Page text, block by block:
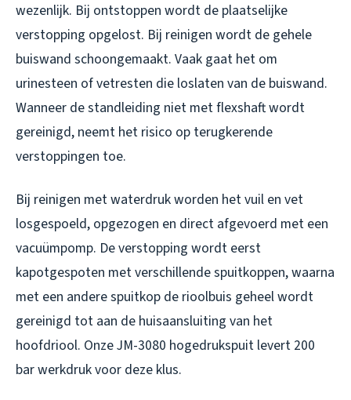
wezenlijk. Bij ontstoppen wordt de plaatselijke
verstopping opgelost. Bij reinigen wordt de gehele
buiswand schoongemaakt. Vaak gaat het om
urinesteen of vetresten die loslaten van de buiswand.
Wanneer de standleiding niet met flexshaft wordt
gereinigd, neemt het risico op terugkerende
verstoppingen toe.
Bij reinigen met waterdruk worden het vuil en vet
losgespoeld, opgezogen en direct afgevoerd met een
vacuümpomp. De verstopping wordt eerst
kapotgespoten met verschillende spuitkoppen, waarna
met een andere spuitkop de rioolbuis geheel wordt
gereinigd tot aan de huisaansluiting van het
hoofdriool. Onze JM-3080 hogedrukspuit levert 200
bar werkdruk voor deze klus.